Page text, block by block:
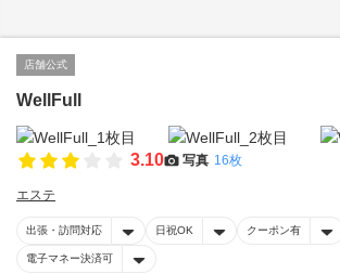
店舗公式
WellFull
3.10 写真 16枚
エステ
出張・訪問対応 日祝OK クーポン有
電子マネー決済可